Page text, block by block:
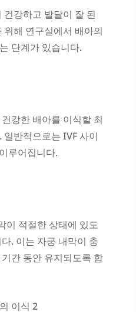
강하고 발달이 잘 된
해 연구실에서 배아의
단계가 있습니다.
강한 배아를 이식할 최
반적으로는 IVF 사이
루어집니다.
이 적절한 상태에 있도
. 이는 자궁 내막이 충
간 동안 유지되도록 합